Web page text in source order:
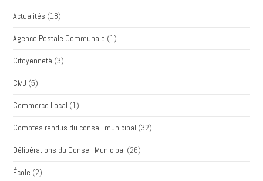
Actualités (18)
Agence Postale Communale (1)
Citoyenneté (3)
CMJ (5)
Commerce Local (1)
Comptes rendus du conseil municipal (32)
Délibérations du Conseil Municipal (26)
École (2)